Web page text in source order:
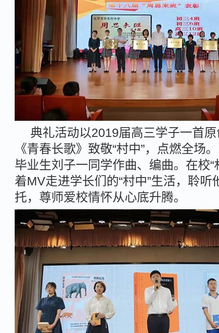
典礼活动以2019届高三学子一首
《青春长歌》致敬“村中”，点燃全场
毕业生刘子一同学作曲、编曲。在校“
着MV走进学长们的“村中”生活，聆听
托，尊师爱校情怀从心底升腾。